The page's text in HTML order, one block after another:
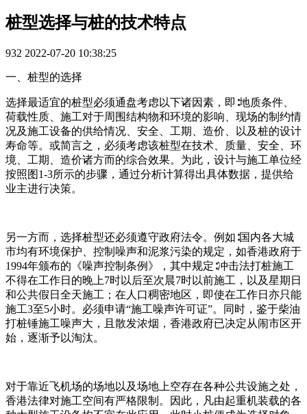
桩型选择与桩的技术特点
932 2022-07-20 10:38:25
一、桩型的选择
选择最适宜的桩型必须通盘考虑以下诸因素，即∶地质条件、
荷载性质、施工对于周围结构物和环境的影响、现场的制约情
况及施工设备的供给情况、安全、工期、造价、以及桩的设计
寿命等。或简言之，必须考虑该桩型在技术、质量、安全、环
境、工期、造价诸方而的综合效果。为此，设计与施工单位经
按照图1-3所示的步骤，通过分析计算得出具体数据，提供给
业主进行决策。
另一方而，选择桩型还必须遵守政府法令。例如∶国内各大城
市均有环境保护、控制噪声和泥浆污染的规定，如香港政府于
1994年颁布的《噪声控制条例》，其中规定∶冲击法打桩施工
不得在工作日的晚上7时以后至次晨7时以前施工，以及星期日
和公共假日全天施工；在人口稠密地区，即使在工作日亦只能
施工3至5小时。必须申请“施工噪声许可证”。同时，鉴于柴油
打桩锤施工噪声大，且散发浓烟，香港政府已决定从闹市区开
始，逐渐予以淘汰。
对于靠近飞机场的场地以及场地上空存在各种公共设施之处，
香港法律对施工空间有严格限制。因此，凡由起重机装载的各